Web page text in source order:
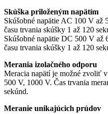
Skúška priloženým napätím
Skúšobné napätie AC 100 V až
času trvania skúšky 1 až 120
Skúšobné napätie DC 500 V až
času trvania skúšky 1 až 120
Merania izolačného odporu
Meracia napätí je možné zvoliť
500 V, 1000 V. Čas trvania
sekúnd.
Meranie unikajúcich prúdov